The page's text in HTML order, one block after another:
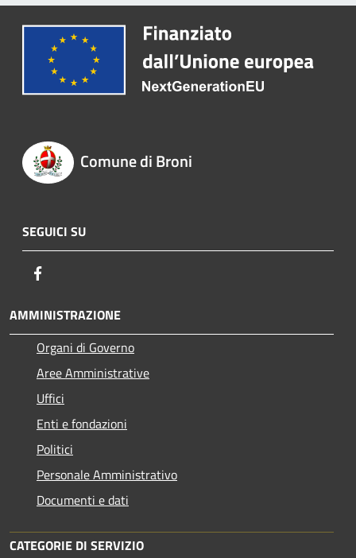
Comune di Broni
SEGUICI SU
AMMINISTRAZIONE
Organi di Governo
Aree Amministrative
Uffici
Enti e fondazioni
Politici
Personale Amministrativo
Documenti e dati
CATEGORIE DI SERVIZIO